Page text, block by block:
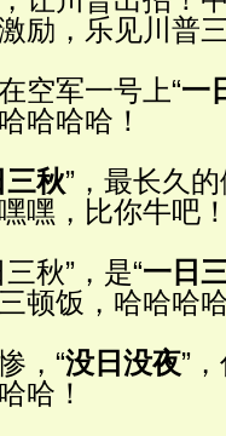
励， 乐见川普
空军一号上“一
哈哈哈！
三秋” ，最长久
嘿，比你牛吧
秋” ，是“一日
顿饭，哈哈哈
， “没日没夜”
哈！